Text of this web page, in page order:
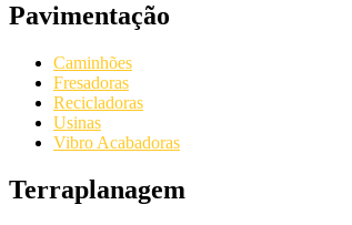
Pavimentação
Caminhões
Fresadoras
Recicladoras
Usinas
Vibro Acabadoras
Terraplanagem